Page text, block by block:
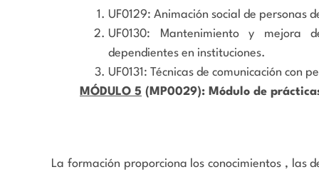
UF0129: Animación social de personas
UF0130: Mantenimiento y mejora
dependientes en instituciones.
UF0131: Técnicas de comunicación con
MÓDULO 5 (MP0029): Módulo de
La formación proporciona los conocimientos , las